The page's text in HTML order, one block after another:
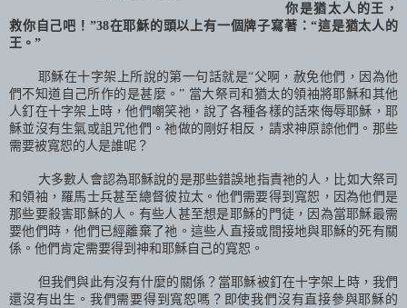
你是猶太人的王，
救你自己吧！”38在耶穌的頭以上有一個牌子寫著：“這是猶太人的
王。”
耶穌在十字架上所說的第一句話就是“父啊，赦免他們，因為他
們不知道自己所作的是甚麼。” 當大祭司和猶太的領袖將耶穌和其他
人釘在十字架上時，他們嘲笑祂，說了各種各樣的話來侮辱耶穌，耶
穌並沒有生氣或詛咒他們。祂做的剛好相反，請求神原諒他們。那些
需要被寬恕的人是誰呢？
大多數人會認為耶穌說的是那些錯誤地指責祂的人，比如大祭司
和領袖，羅馬士兵甚至總督彼拉太。他們需要得到寬恕，因為他們是
那些要殺害耶穌的人。有些人甚至想是耶穌的門徒，因為當耶穌最需
要他們時，他們已經離棄了祂。這些人直接或間接地與耶穌的死有關
係。他們肯定需要得到神和耶穌自己的寬恕。
但我們與此有沒有什麼的關係？當耶穌被釘在十字架上時，我們
還沒有出生。我們需要得到寬恕嗎？即使我們沒有直接參與耶穌的